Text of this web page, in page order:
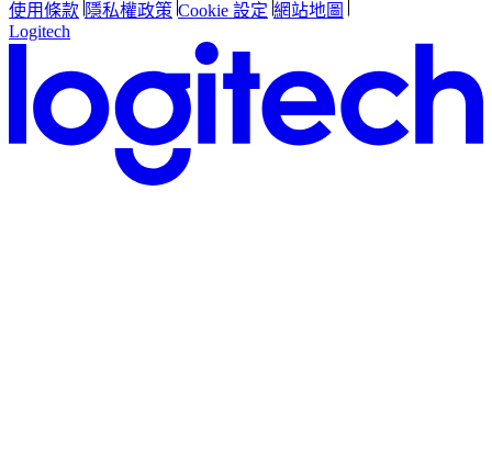
使用條款 隱私權政策 Cookie 設定 網站地圖
Logitech